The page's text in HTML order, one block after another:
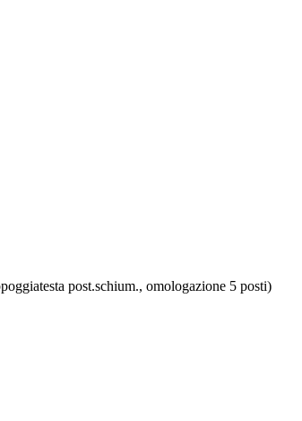
post.schium., omologazione 5 posti)